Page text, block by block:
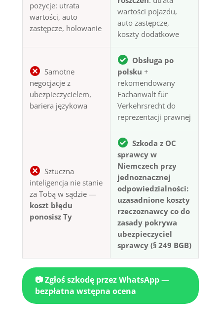
pozycje: utrata
wartości, auto
zastępcze, holowanie
wartości pojazdu,
auto zastępcze,
koszty dodatkowe
Samotne
negocjacje z
ubezpieczycielem,
bariera językowa
Obsługa po
polsku +
rekomendowany
Fachanwalt für
Verkehrsrecht do
reprezentacji prawnej
Sztuczna
inteligencja nie stanie
za Tobą w sądzie —
koszt błędu
ponosisz Ty
Szkoda z OC
sprawcy w
Niemczech przy
jednoznacznej
odpowiedzialności:
uzasadnione koszty
rzeczoznawcy co do
zasady pokrywa
ubezpieczyciel
sprawcy (§ 249 BGB)
📷 Zgłoś szkodę przez WhatsApp —
bezpłatna wstępna ocena